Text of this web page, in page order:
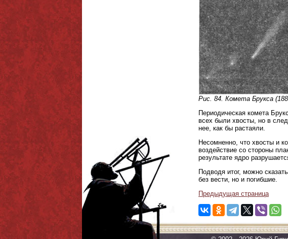
Рис. 84. Комета Брукса
Периодическая комета
всех были хвосты, но в
нее, как бы растаяли.
Несомненно, что хвосты и
воздействие со стороны
результате ядро
Подводя итог, можно
без вести, но и погибшие.
Предыдущая страница